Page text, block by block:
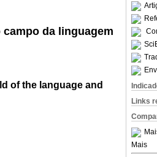
Links
Mais
da linguagem
of the language and